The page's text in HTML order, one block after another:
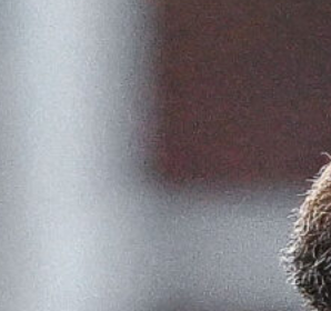
lascia il Genoa, il Borussia
continua a puntare sui
verso l’addio al Genoa, il